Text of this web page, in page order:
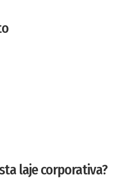
laje corporativa?